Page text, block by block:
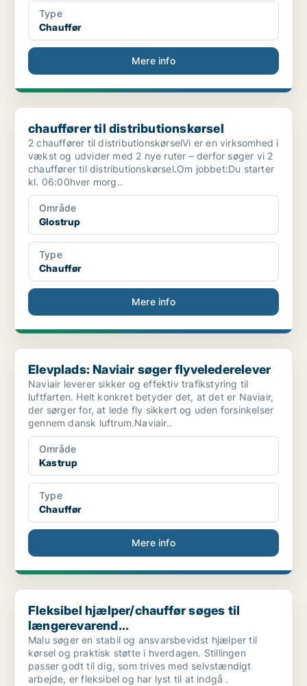
Type
Chauffør
Mere info
chauffører til distributionskørsel
chauffører til distributionskørsel
2 chauffører til distributionskørselVi er en virksomhed i
vækst og udvider med 2 nye ruter – derfor søger vi 2
chauffører til distributionskørsel.Om jobbet:Du starter
kl. 06:00hver morg..
Område
Glostrup
Type
Chauffør
Mere info
Elevplads: Naviair søger flyvelederelever
Elevplads: Naviair søger flyvelederelever
Naviair leverer sikker og effektiv trafikstyring til
luftfarten. Helt konkret betyder det, at det er Naviair,
der sørger for, at lede fly sikkert og uden forsinkelser
gennem dansk luftrum.Naviair..
Område
Kastrup
Type
Chauffør
Mere info
Fleksibel hjælper/chauffør søges til længerevarend...
Fleksibel hjælper/chauffør søges til
længerevarend...
Malu søger en stabil og ansvarsbevidst hjælper til
kørsel og praktisk støtte i hverdagen. Stillingen
passer godt til dig, som trives med selvstændigt
arbejde, er fleksibel og har lyst til at indgå .